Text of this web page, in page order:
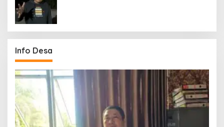
Info Desa